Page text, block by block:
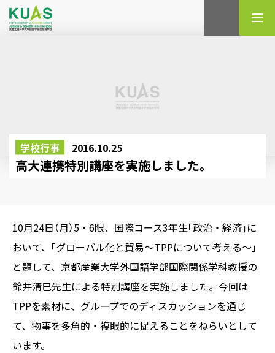
学校行事 2016.10.25
高大連携特別講座を実施しました。
10月24日（月）5・6限、国際コース3年生｢政治・経済｣に
おいて、｢グローバル化と貿易～TPPについて考える～｣
と題して、京都産業大学外国語学部国際関係学科教授の
鈴井清巳先生による特別講座を実施しました。今回は
TPPを素材に、グループでのディスカッションを通じ
て、物事を多角的・複眼的に捉えることをねらいとして
います。